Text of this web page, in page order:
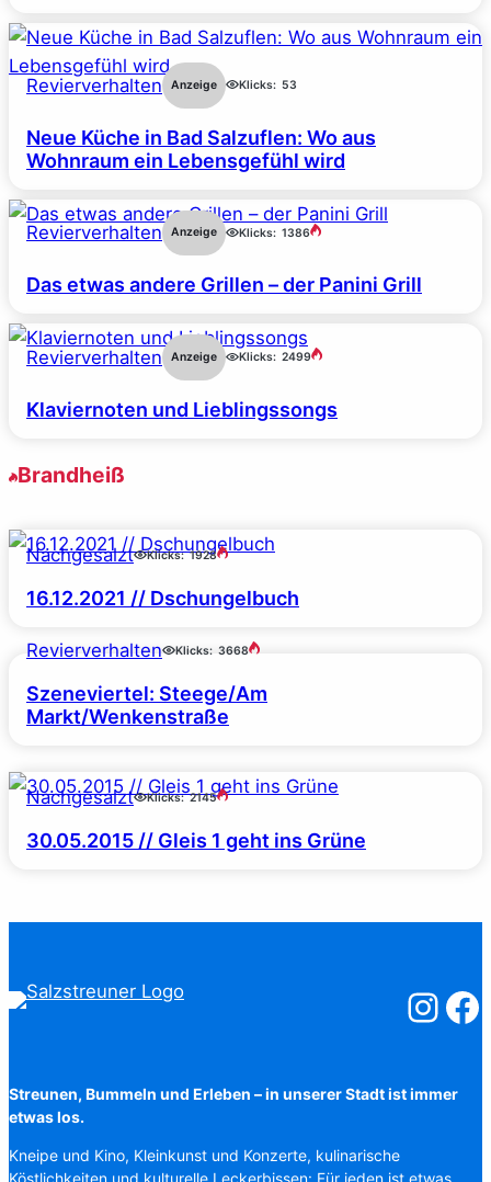
Revierverhalten Anzeige Klicks: 53
Neue Küche in Bad Salzuflen: Wo aus
Wohnraum ein Lebensgefühl wird
Revierverhalten Anzeige Klicks: 1386
Das etwas andere Grillen – der Panini Grill
Revierverhalten Anzeige Klicks: 2499
Klaviernoten und Lieblingssongs
Brandheiß
Nachgesalzt Klicks: 1928
16.12.2021 // Dschungelbuch
Revierverhalten Klicks: 3668
Szeneviertel: Steege/Am
Markt/Wenkenstraße
Nachgesalzt Klicks: 2145
30.05.2015 // Gleis 1 geht ins Grüne
Streunen, Bummeln und Erleben – in unserer Stadt ist immer
etwas los.
Kneipe und Kino, Kleinkunst und Konzerte, kulinarische